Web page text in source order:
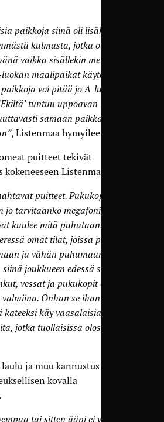
paikkoja siinä oli lisäksi, eli
kulmasta, jotka olisi
vaikka sisällekin mennä.
maalipaikat käytettiin
voi pitää jo A-luokan
tuntuu uppoavan noilta
samaan paikkaan pallo
, Listenmaa hymyilee.
puitteet tekivät
Listenmaahan.
puitteet. Pukukoppi oli
jo tarvitaanko megafoni, jotta
kuulee mitä puhutaan. Lisäksi
omat tilat, joissa päästiin
ja vähän puhumaan asioita,
joukkueen edessä siinä.
vessat ja pukukopit eli kaikki
Onhan se ihan
käy vaasalaisia
jotka tuollaisissa olosuhteissa
ja muu kannustus kajahti
kovalla
tai sitten ääni ei vaan